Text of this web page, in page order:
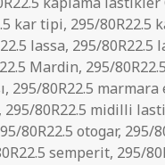
kar tipi, 295/80R22.5
lassa, 295/80R22.5
Mardin, 295/
, 295/80R22.5 marmara
, 295/80R22.5 midilli
80R22.5 otogar, 295/
semperit, 295/